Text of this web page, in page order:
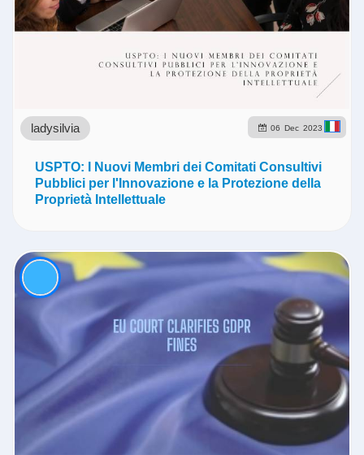
06 Dec 2023
ladysilvia
USPTO: I Nuovi Membri dei Comitati Consultivi
Pubblici per l'Innovazione e la Protezione della
Proprietà Intellettuale